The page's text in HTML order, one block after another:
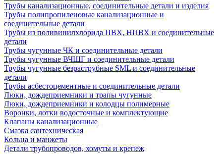
Трубы канализационные, соединительные детали и изделия
Трубы полипропиленовые канализационные и
соединительные детали
Трубы из поливинилхлорида ПВХ, НПВХ и соединительные
детали
Трубы чугунные ЧК и соединительные детали
Трубы чугунные ВЧШГ и соединительные детали
Трубы чугунные безраструбные SML и соединительные
детали
Трубы асбестоцементные и соединительные детали
Люки, дождеприемники и трапы чугунные
Люки, дождеприемники и колодцы полимерные
Воронки, лотки водосточные и комплектующие
Клапаны канализационные
Смазка сантехническая
Кольца и манжеты
Детали трубопроводов, хомуты и крепеж